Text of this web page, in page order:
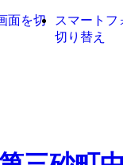
面を切
スマートフ
切り替え